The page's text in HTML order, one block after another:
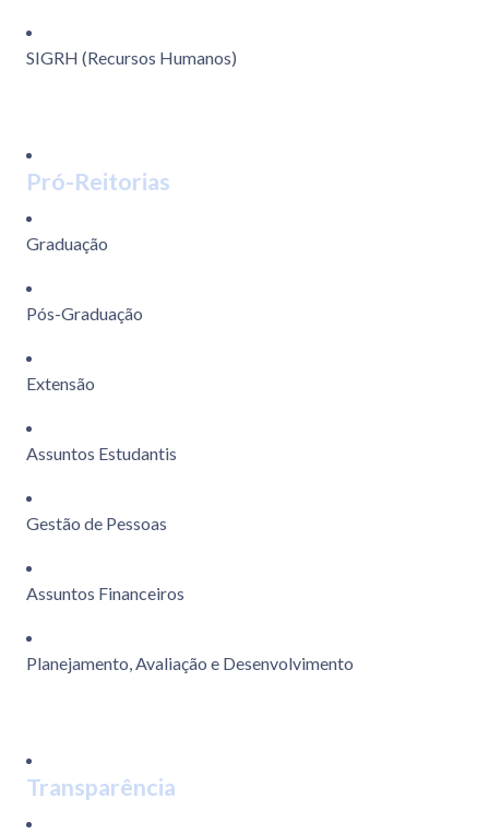
SIGRH (Recursos Humanos)
Pró-Reitorias
Graduação
Pós-Graduação
Extensão
Assuntos Estudantis
Gestão de Pessoas
Assuntos Financeiros
Planejamento, Avaliação e Desenvolvimento
Transparência